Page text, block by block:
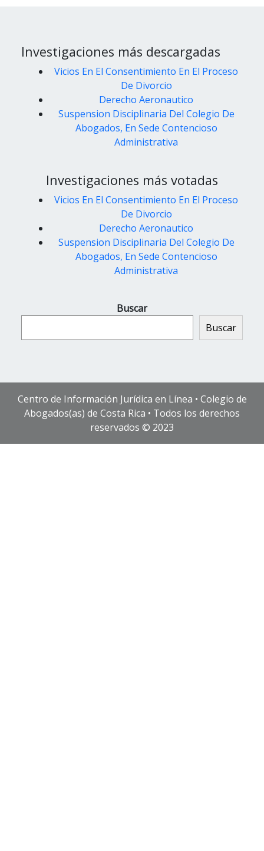
Investigaciones más descargadas
Vicios En El Consentimiento En El Proceso
De Divorcio
Derecho Aeronautico
Suspension Disciplinaria Del Colegio De
Abogados, En Sede Contencioso
Administrativa
Investigaciones más votadas
Vicios En El Consentimiento En El Proceso
De Divorcio
Derecho Aeronautico
Suspension Disciplinaria Del Colegio De
Abogados, En Sede Contencioso
Administrativa
Buscar
Buscar
Centro de Información Jurídica en Línea • Colegio de
Abogados(as) de Costa Rica • Todos los derechos
reservados © 2023